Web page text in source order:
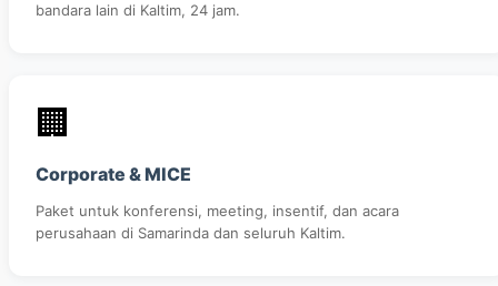
bandara lain di Kaltim, 24 jam.
🏢
Corporate & MICE
Paket untuk konferensi, meeting, insentif, dan acara
perusahaan di Samarinda dan seluruh Kaltim.